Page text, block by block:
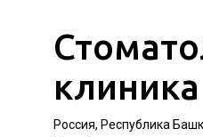
клиника
Россия, Республика